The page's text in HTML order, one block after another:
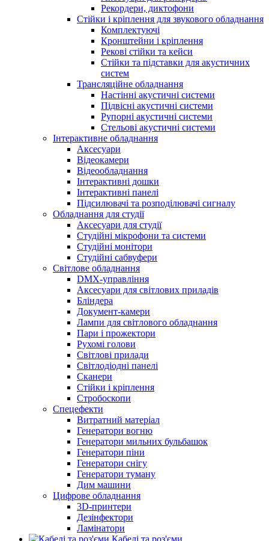
Рекордери, диктофони
Стійки і кріплення для звукового обладнання
Комплектуючі
Кронштейни і кріплення
Рекові стійки та кейси
Стійки та підставки для акустичних
систем
Трансляційне обладнання
Настінні акустичні системи
Підвісні акустичні системи
Рупорні акустичні системи
Стельові акустичні системи
Інтерактивне обладнання
Аксесуари
Відеокамери
Відеообладнання
Інтерактивні дошки
Інтерактивні панелі
Підсилювачі та розподілювачі сигналу
Обладнання для студії
Аксесуари для студії
Студійні мікрофони та системи
Студійні монітори
Студійні сабвуфери
Світлове обладнання
DMX-управління
Аксесуари для світлових приладів
Бліндера
Документ-камери
Лампи для світлового обладнання
Пари і прожектори
Рухомі голови
Світлові прилади
Світлодіодні панелі
Сканери
Стійки і кріплення
Стробоскопи
Спецефекти
Витратний матеріал
Генератори вогню
Генератори мильних бульбашок
Генератори піни
Генератори снігу
Генератори туману
Дим машини
Цифрове обладнання
3D-принтери
Дезінфектори
Ламінатори
Кабелі та роз'єми